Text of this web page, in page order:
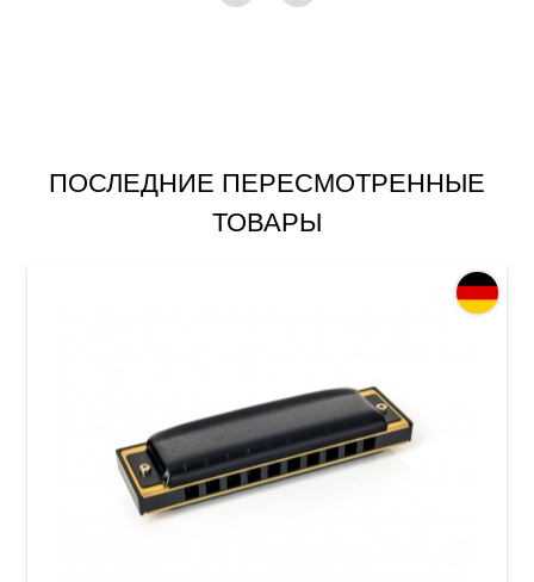
ПОСЛЕДНИЕ ПЕРЕСМОТРЕННЫЕ
ТОВАРЫ